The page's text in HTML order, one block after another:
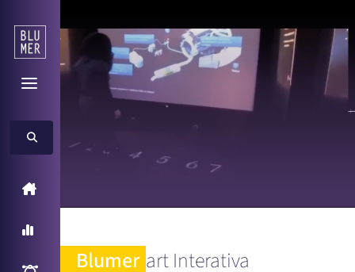
Blumer art Interativa